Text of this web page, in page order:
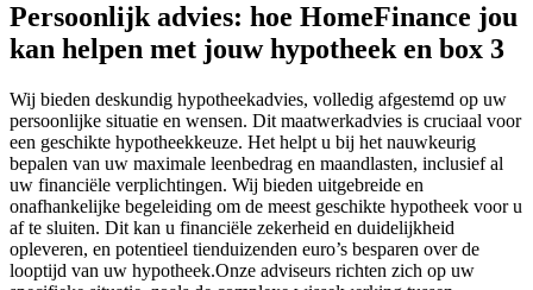
Persoonlijk advies: hoe HomeFinance jou
kan helpen met jouw hypotheek en box 3
Wij bieden deskundig hypotheekadvies, volledig afgestemd op uw
persoonlijke situatie en wensen. Dit maatwerkadvies is cruciaal voor
een geschikte hypotheekkeuze. Het helpt u bij het nauwkeurig
bepalen van uw maximale leenbedrag en maandlasten, inclusief al
uw financiële verplichtingen. Wij bieden uitgebreide en
onafhankelijke begeleiding om de meest geschikte hypotheek voor u
af te sluiten. Dit kan u financiële zekerheid en duidelijkheid
opleveren, en potentieel tienduizenden euro’s besparen over de
looptijd van uw hypotheek.Onze adviseurs richten zich op uw